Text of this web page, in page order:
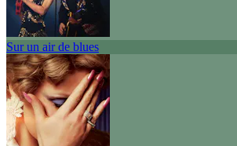
Sur un air de blues